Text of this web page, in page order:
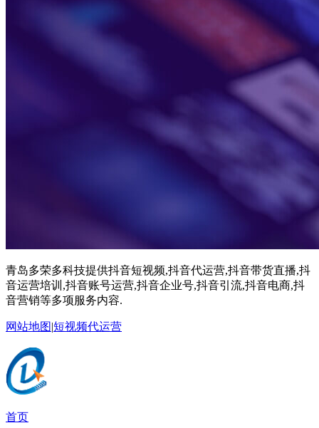
青岛多荣多科技提供抖音短视频,抖音代运营,抖音带货直播,抖
音运营培训,抖音账号运营,抖音企业号,抖音引流,抖音电商,抖
音营销等多项服务内容.
网站地图|短视频代运营
首页